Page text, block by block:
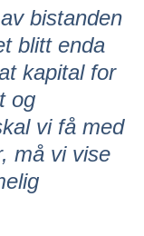
bistanden
blitt enda
kapital for
og
vi få med
må vi vise